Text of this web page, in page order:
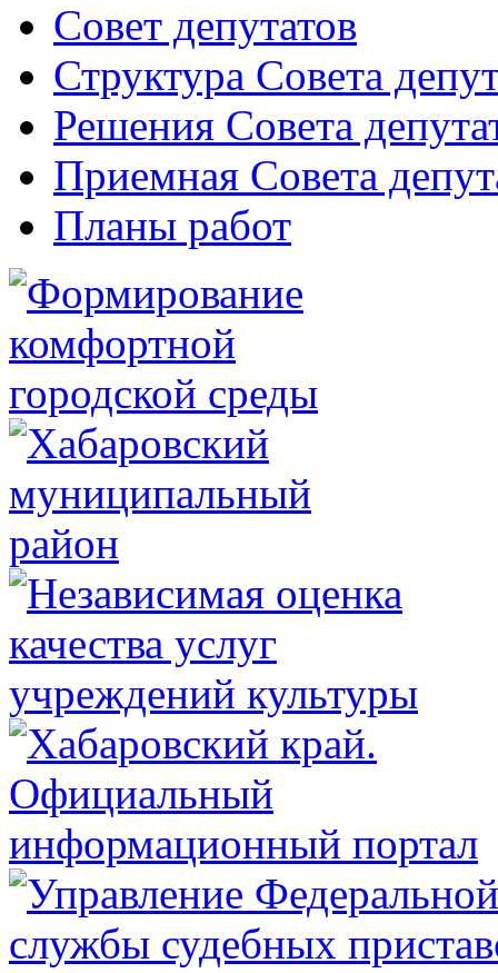
Совет депутатов
Структура Совета
Решения Совета
Приемная Совета
Планы работ